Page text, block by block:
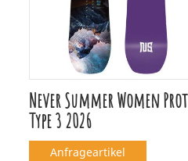
Never Summer Women
Type 3 2026
Anfrageartikel